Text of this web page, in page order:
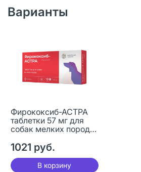
Варианты
Фирококсиб-АСТРА
таблетки 57 мг для
собак мелких пород
1021 руб.
В корзину